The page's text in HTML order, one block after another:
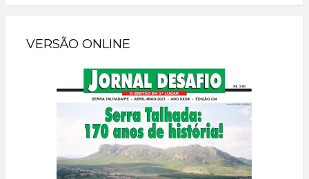
VERSÃO ONLINE